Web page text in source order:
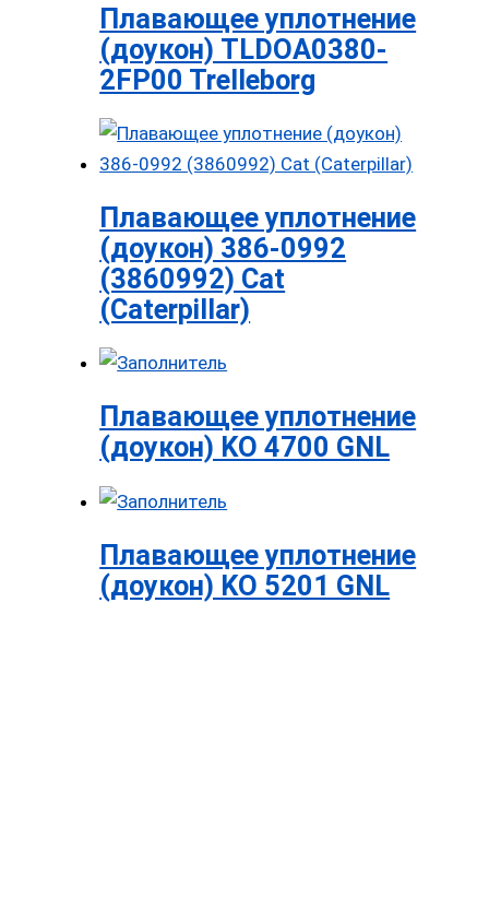
Плавающее уплотнение
(доукон) TLDOA0380-
2FP00 Trelleborg
Плавающее уплотнение
(доукон) 386-0992
(3860992) Cat
(Caterpillar)
Плавающее уплотнение
(доукон) KO 4700 GNL
Плавающее уплотнение
(доукон) KO 5201 GNL